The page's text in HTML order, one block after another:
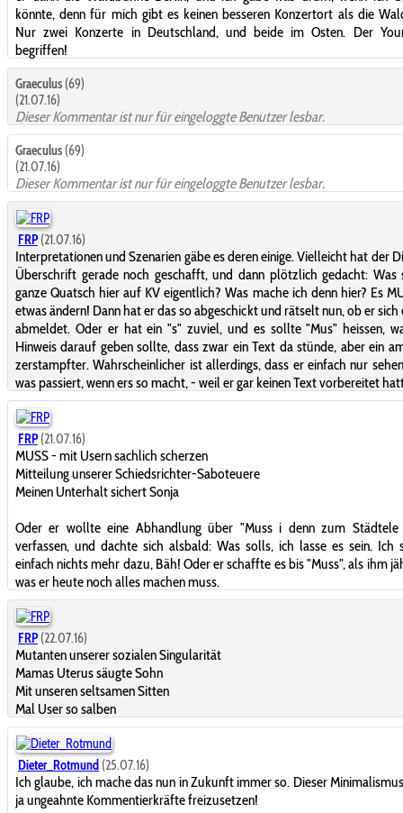
könnte, denn für mich gibt es keinen besseren Konzertort als die
Nur zwei Konzerte in Deutschland, und beide im Osten. Der
begriffen!
Graeculus (69)
(21.07.16)
Dieser Kommentar ist nur für eingeloggte Benutzer lesbar.
Graeculus (69)
(21.07.16)
Dieser Kommentar ist nur für eingeloggte Benutzer lesbar.
FRP(21.07.16)
Interpretationen und Szenarien gäbe es deren einige. Vielleicht hat der
Überschrift gerade noch geschafft, und dann plötzlich gedacht:
ganze Quatsch hier auf KV eigentlich? Was mache ich denn hier? Es
etwas ändern! Dann hat er das so abgeschickt und rätselt nun, ob er
abmeldet. Oder er hat ein "s" zuviel, und es sollte "Mus" heissen,
Hinweis darauf geben sollte, dass zwar ein Text da stünde, aber ein
zerstampfter. Wahrscheinlicher ist allerdings, dass er einfach nur
was passiert, wenn ers so macht, - weil er gar keinen Text vorbereitet
FRP(21.07.16)
MUSS - mit Usern sachlich scherzen
Mitteilung unserer Schiedsrichter-Saboteuere
Meinen Unterhalt sichert Sonja
Oder er wollte eine Abhandlung über "Muss i denn zum Städtele
verfassen, und dachte sich alsbald: Was solls, ich lasse es sein. Ich
einfach nichts mehr dazu, Bäh! Oder er schaffte es bis "Muss", als ihm
was er heute noch alles machen muss.
FRP(22.07.16)
Mutanten unserer sozialen Singularität
Mamas Uterus säugte Sohn
Mit unseren seltsamen Sitten
Mal User so salben
Dieter_Rotmund (25.07.16)
Ich glaube, ich mache das nun in Zukunft immer so. Dieser
ja ungeahnte Kommentierkräfte freizusetzen!